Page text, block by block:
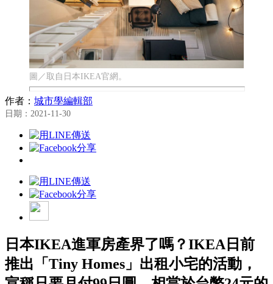
圖／取自日本IKEA官網。
作者： 城市學編輯部
日期：2021-11-30
日本IKEA進軍房產界了嗎？IKEA日前
推出「Tiny Homes」出租小宅的活動，